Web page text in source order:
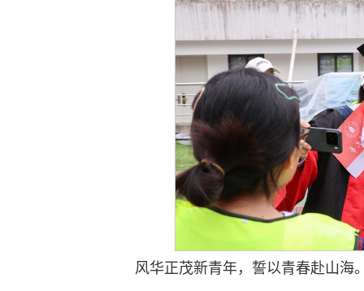
风华正茂新青年，誓以青春赴山海